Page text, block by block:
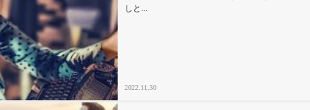
しと...
2022.11.30